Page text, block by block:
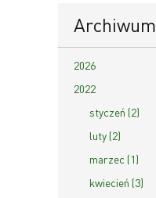
Archiwum
2026
2022
styczeń (2)
luty (2)
marzec (1)
kwiecień (3)